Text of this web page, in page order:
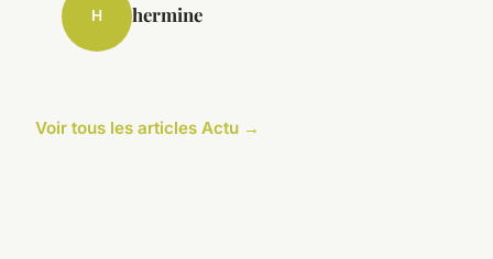
H hermine
Voir tous les articles Actu →